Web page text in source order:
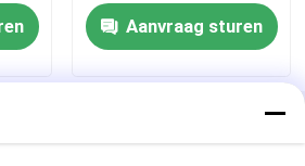
glas
Ontwerp snijden
Aanvraag sturen
Privacybeleid